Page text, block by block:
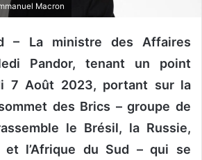
Macron
– La ministre des Affaires
Pandor, tenant un point
7 Août 2023, portant sur la
des Brics – groupe de
le Brésil, la Russie,
et l’Afrique du Sud – qui se